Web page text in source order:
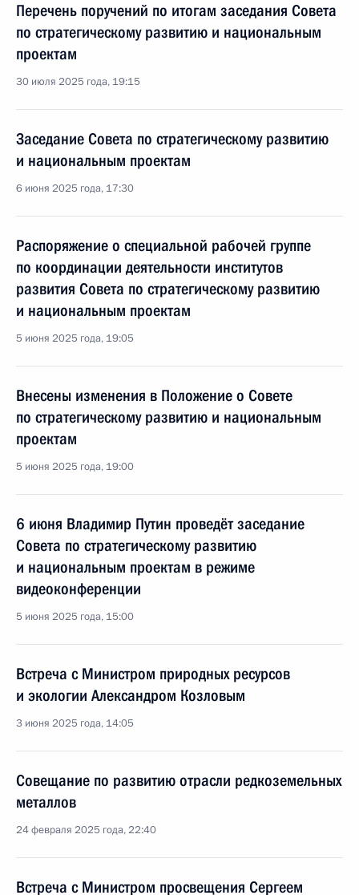
Перечень поручений по итогам заседания Совета
по стратегическому развитию и национальным
проектам
30 июля 2025 года, 19:15
Заседание Совета по стратегическому развитию
и национальным проектам
6 июня 2025 года, 17:30
Распоряжение о специальной рабочей группе
по координации деятельности институтов
развития Совета по стратегическому развитию
и национальным проектам
5 июня 2025 года, 19:05
Внесены изменения в Положение о Совете
по стратегическому развитию и национальным
проектам
5 июня 2025 года, 19:00
6 июня Владимир Путин проведёт заседание
Совета по стратегическому развитию
и национальным проектам в режиме
видеоконференции
5 июня 2025 года, 15:00
Встреча с Министром природных ресурсов
и экологии Александром Козловым
3 июня 2025 года, 14:05
Совещание по развитию отрасли редкоземельных
металлов
24 февраля 2025 года, 22:40
Встреча с Министром просвещения Сергеем